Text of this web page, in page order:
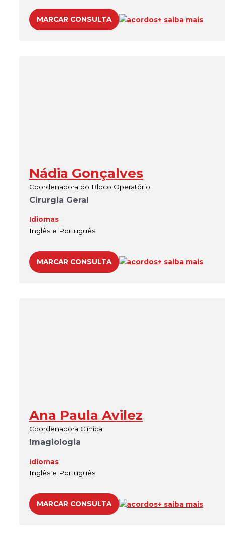
MARCAR CONSULTA acordos+ saiba mais
Nádia Gonçalves
Coordenadora do Bloco Operatório
Cirurgia Geral
Idiomas
Inglês e Português
MARCAR CONSULTA acordos+ saiba mais
Ana Paula Avilez
Coordenadora Clínica
Imagiologia
Idiomas
Inglês e Português
MARCAR CONSULTA acordos+ saiba mais